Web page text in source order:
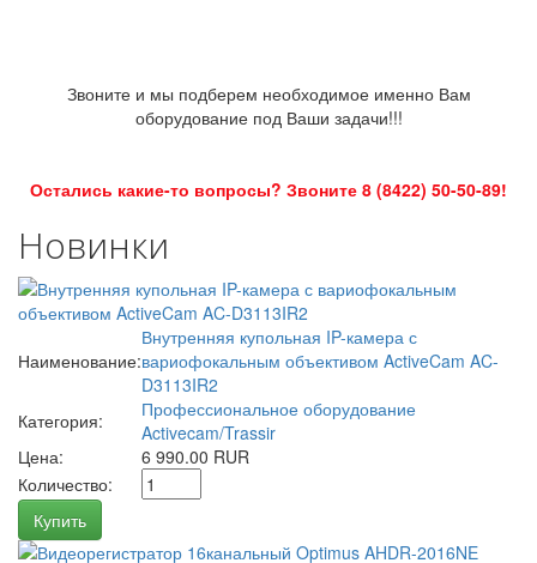
Звоните и мы подберем необходимое именно Вам
оборудование под Ваши задачи!!!
Остались какие-то вопросы? Звоните 8 (8422) 50-50-89!
Новинки
Наименование:
Внутренняя купольная IP-камера с
вариофокальным объективом ActiveCam AC-
D3113IR2
Категория:
Профессиональное оборудование
Activecam/Trassir
Цена:
6 990.00 RUR
Количество:
Купить